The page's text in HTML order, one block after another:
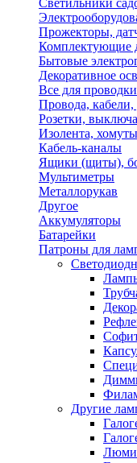
Светильники
Прожекторы,
Комплектующие
Бытовые
Декоративное
Все для проводки
Провода, кабели,
Розетки,
Изолента,
Кабель-каналы
Ящики (щиты),
Мультиметры
Металлорукав
Другое
Аккумуляторы
Батарейки
Патроны для
Другие